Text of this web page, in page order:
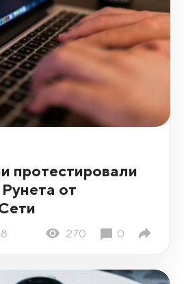
протестировали
от
270 0